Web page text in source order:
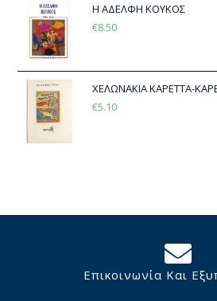
Η ΑΔΕΛΦΗ ΚΟΥΚΟΣ
€8.50
ΧΕΛΩΝΑΚΙΑ ΚΑΡΕΤΤΑ-
€5.10
Επικοινωνία Και